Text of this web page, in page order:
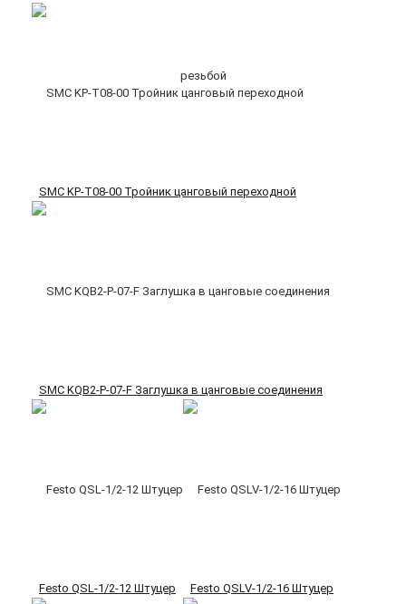
SMC KP-T08-00 Тройник цанговый переходной
SMC KQB2-P-07-F Заглушка в цанговые соединения
Festo QSL-1/2-12 Штуцер Festo QSLV-1/2-16 Штуцер